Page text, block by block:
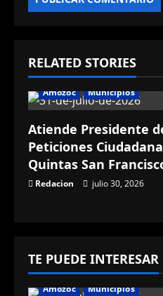
RELATED STORIES
Amozoc Municipios
Atiende Presidente
Peticiones
Quintas San
Redacion julio 30, 2026
TE PUEDE INTERESAR
Amozoc Municipios